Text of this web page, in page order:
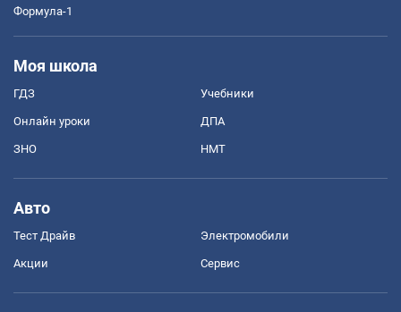
Формула-1
Моя школа
ГДЗ Учебники
Онлайн уроки ДПА
ЗНО НМТ
Авто
Тест Драйв Электромобили
Акции Сервис